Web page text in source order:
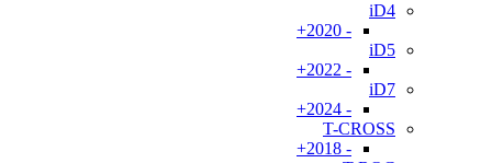
iD4
- 2020+
iD5
- 2022+
iD7
- 2024+
T-CROSS
- 2018+